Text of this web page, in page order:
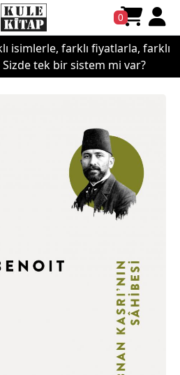
0
isimlerle, farklı fiyatlarla, farklı
Sizde tek bir sistem mi var?